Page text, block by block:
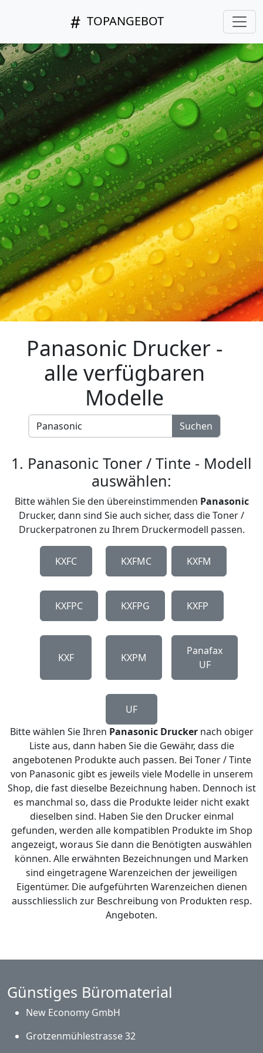
TOPANGEBOT
Panasonic Drucker -
alle verfügbaren
Modelle
Suchen
1. Panasonic Toner / Tinte - Modell
auswählen:
Bitte wählen Sie den übereinstimmenden Panasonic
Drucker, dann sind Sie auch sicher, dass die Toner /
Druckerpatronen zu Ihrem Druckermodell passen.
KXFC KXFMC KXFM
KXFPC KXFPG KXFP
KXF KXPM
Panafax
UF
UF
Bitte wählen Sie Ihren Panasonic Druckernach obiger
Liste aus, dann haben Sie die Gewähr, dass die
angebotenen Produkte auch passen. Bei Toner / Tinte
von Panasonic gibt es jeweils viele Modelle in unserem
Shop, die fast dieselbe Bezeichnung haben. Dennoch ist
es manchmal so, dass die Produkte leider nicht exakt
dieselben sind. Haben Sie den Drucker einmal
gefunden, werden alle kompatiblen Produkte im Shop
angezeigt, woraus Sie dann die Benötigten auswählen
können. Alle erwähnten Bezeichnungen und Marken
sind eingetragene Warenzeichen der jeweiligen
Eigentümer. Die aufgeführten Warenzeichen dienen
ausschliesslich zur Beschreibung von Produkten resp.
Angeboten.
Günstiges Büromaterial
New Economy GmbH
Grotzenmühlestrasse 32